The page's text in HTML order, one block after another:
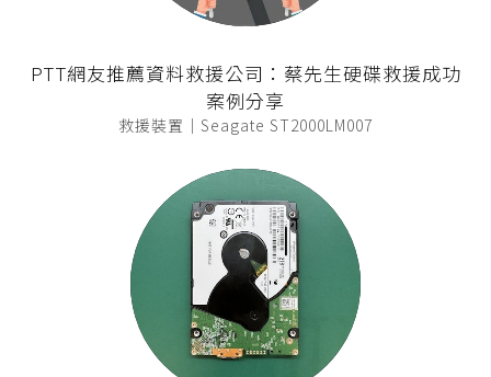
PTT網友推薦資料救援公司：蔡先生硬碟救援成功
案例分享
救援裝置｜Seagate ST2000LM007